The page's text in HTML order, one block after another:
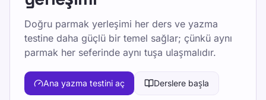
Doğru parmak yerleşimi her ders ve yazma
testine daha güçlü bir temel sağlar; çünkü aynı
parmak her seferinde aynı tuşa ulaşmalıdır.
Ana yazma testini aç Derslere başla